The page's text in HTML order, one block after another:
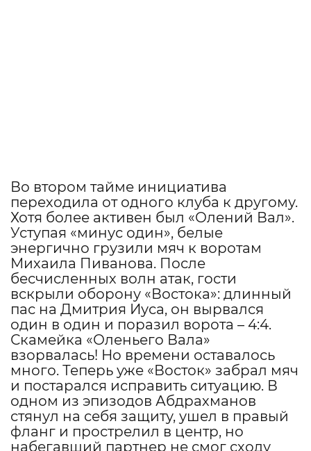
Во втором тайме инициатива
переходила от одного клуба к другому.
Хотя более активен был «Олений Вал».
Уступая «минус один», белые
энергично грузили мяч к воротам
Михаила Пиванова. После
бесчисленных волн атак, гости
вскрыли оборону «Востока»: длинный
пас на Дмитрия Иуса, он вырвался
один в один и поразил ворота – 4:4.
Скамейка «Оленьего Вала»
взорвалась! Но времени оставалось
много. Теперь уже «Восток» забрал мяч
и постарался исправить ситуацию. В
одном из эпизодов Абдрахманов
стянул на себя защиту, ушел в правый
фланг и прострелил в центр, но
набегавший партнер не смог сходу